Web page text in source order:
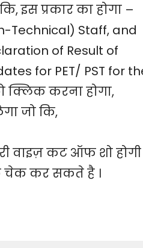
इस प्रकार का होगा –
Staff, and
of Result of
for PET/ PST for
क्लिक करना होगा,
जो कि,
वाइज़ कट ऑफ शो होगी
चेक कर सकते है ।